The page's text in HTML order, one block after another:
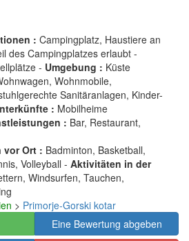
: Campingplatz, Haustiere an
des Campingplatzes erlaubt -
- Umgebung : Küste
Wohnmobile,
Sanitäranlagen, Kinder-
: Mobilheime
: Bar, Restaurant,
vor Ort : Badminton, Basketball,
Volleyball - Aktivitäten in der
Windsurfen, Tauchen,
> Primorje-Gorski kotar
Eine Bewertung abgeben